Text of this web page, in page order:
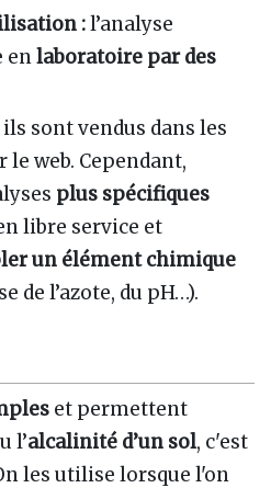
:l’analyse
enlaboratoire par des
ils sont vendus dans les
le web. Cependant,
plus spécifiques
libre service et
un élément chimique
de l’azote, du pH…).
et permettent
l’alcalinité d’un sol, c'est
les utilise lorsque l'on